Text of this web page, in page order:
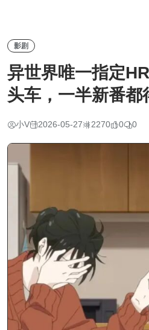
影剧
异世界唯一指定
头车，一半新番都
小V 2026-05-27 2270 0 0